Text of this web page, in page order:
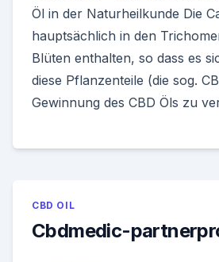
Öl in der Naturheilkunde Die
hauptsächlich in den
Blüten enthalten, so dass es
diese Pflanzenteile (die sog.
Gewinnung des CBD Öls zu
CBD OIL
Cbdmedic-